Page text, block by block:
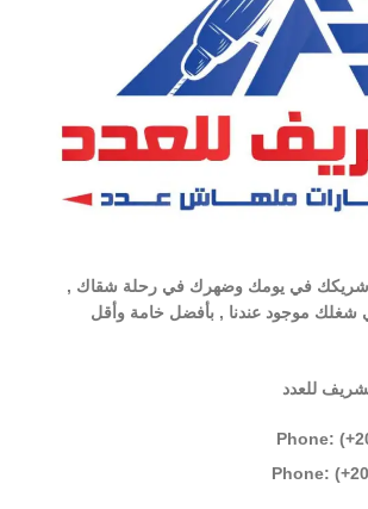
شريكك في يومك وضهرك في رحلة شقاك ,
شغلك موجود عندنا , بأفضل خامة وأقل
للعدد
Phone:
Phone: